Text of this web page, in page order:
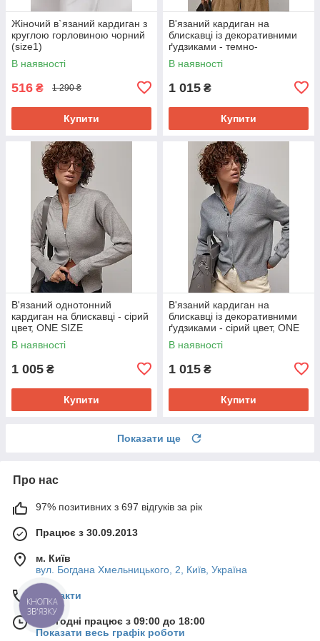
Жіночий в`язаний кардиган з
круглою горловиною чорний
(size1)
В наявності
516 ₴ 1 290 ₴
Купити
В'язаний кардиган на
блискавці із декоративними
ґудзиками - темно-
коричневий цвет, ONE SIZE
В наявності
1 015 ₴
Купити
В'язаний однотонний
кардиган на блискавці - сірий
цвет, ONE SIZE
В наявності
1 005 ₴
Купити
В'язаний кардиган на
блискавці із декоративними
ґудзиками - сірий цвет, ONE
SIZE
В наявності
1 015 ₴
Купити
Показати ще
Про нас
97% позитивних з 697 відгуків за рік
Працює з 30.09.2013
м. Київ
вул. Богдана Хмельницького, 2, Київ, Україна
Контакти
Сьогодні працює з 09:00 до 18:00
Показати весь графік роботи
КНОПКА
ЗВ'ЯЗКУ